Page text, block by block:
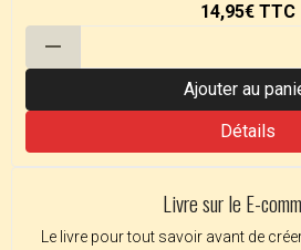
14,95€ TTC
Ajouter au
Détails
Livre sur le E-
Le livre pour tout savoir avant de